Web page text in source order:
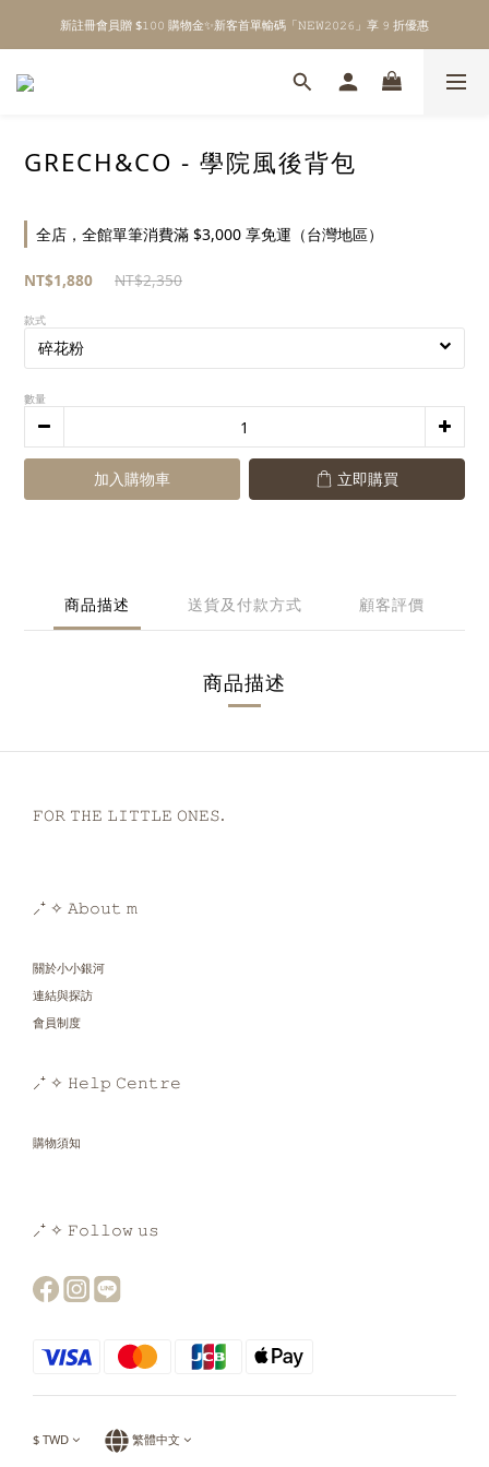
\ Welcome to 𝙻𝚒𝚝𝚝𝚕𝚎 𝙼𝚒𝚕𝚔𝚢 𝚆𝚊𝚢  ✨ For the Little Ones. /
新註冊會員贈 $𝟷𝟶𝟶 購物金✨新客首單輸碼「𝙽𝙴𝚆𝟸𝟶𝟸𝟼」享 𝟿 折優惠
全館單筆消費滿 $𝟹𝟶𝟶𝟶 即享免運 ⸝⁺ ✧ 台灣地區限定
GRECH&CO - 學院風後背包
全店，全館單筆消費滿 $3,000 享免運（台灣地區）
NT$2,350
NT$1,880
款式
數量
加入購物車 立即購買
商品描述 送貨及付款方式 顧客評價
商品描述
𝙵𝙾𝚁 𝚃𝙷𝙴 𝙻𝙸𝚃𝚃𝙻𝙴 𝙾𝙽𝙴𝚂.
⸝⁺ ✧ 𝙰𝚋𝚘𝚞𝚝 𝚖
關於小小銀河
連結與探訪
會員制度
⸝⁺ ✧ 𝙷𝚎𝚕𝚙 𝙲𝚎𝚗𝚝𝚛𝚎
購物須知
⸝⁺ ✧ 𝙵𝚘𝚕𝚕𝚘𝚠 𝚞𝚜
$ TWD 繁體中文